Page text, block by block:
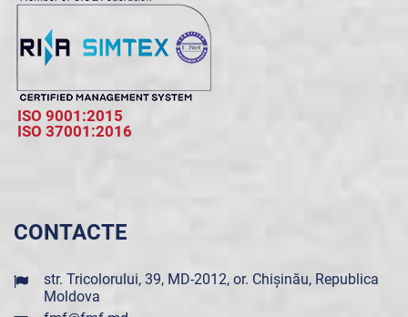
ISO 9001:2015
ISO 37001:2016
CONTACTE
str. Tricolorului, 39, MD-2012, or. Chișinău, Republica
Moldova